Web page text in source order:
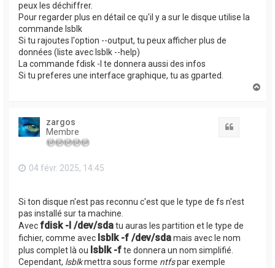
peux les déchiffrer.
Pour regarder plus en détail ce qu'il y a sur le disque utilise la
commande lsblk
Si tu rajoutes l'option --output, tu peux afficher plus de
données (liste avec lsblk --help)
La commande fdisk -l te donnera aussi des infos
Si tu preferes une interface graphique, tu as gparted.
zargos
Membre
04 févr. 2025, 14:45
Si ton disque n'est pas reconnu c'est que le type de fs n'est
pas installé sur ta machine.
Avecfdisk -l /dev/sdatu auras les partition et le type de
fichier, comme avec lsblk -f /dev/sdamais avec le nom
plus complet là ou lsblk -fte donnera un nom simplifié.
Cependant, lsblkmettra sous forme ntfspar exemple